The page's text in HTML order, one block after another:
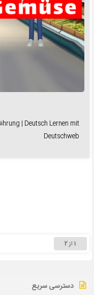
| Deutsch Lernen mit
Deutschweb
1 از 2
دسترسی سریع